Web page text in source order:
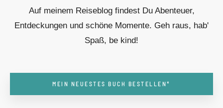
Auf meinem Reiseblog findest Du Abenteuer,
Entdeckungen und schöne Momente. Geh raus, hab'
Spaß, be kind!
MEIN NEUESTES BUCH BESTELLEN*